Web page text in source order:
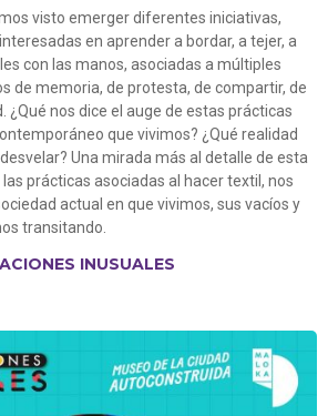
visto emerger diferentes iniciativas,
en aprender a bordar, a tejer, a
con las manos, asociadas a múltiples
de memoria, de protesta, de compartir, de
¿Qué nos dice el auge de estas prácticas
que vivimos? ¿Qué realidad
Una mirada más al detalle de esta
prácticas asociadas al hacer textil, nos
actual en que vivimos, sus vacíos y
transitando.
INUSUALES